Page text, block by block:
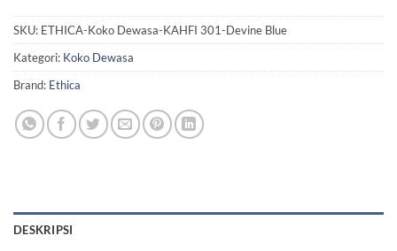
SKU: ETHICA-Koko Dewasa-KAHFI 301-Devine Blue
Kategori: Koko Dewasa
Brand: Ethica
DESKRIPSI